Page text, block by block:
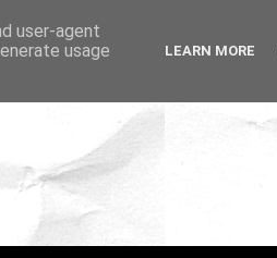
user-agent
usage
LEARN MORE